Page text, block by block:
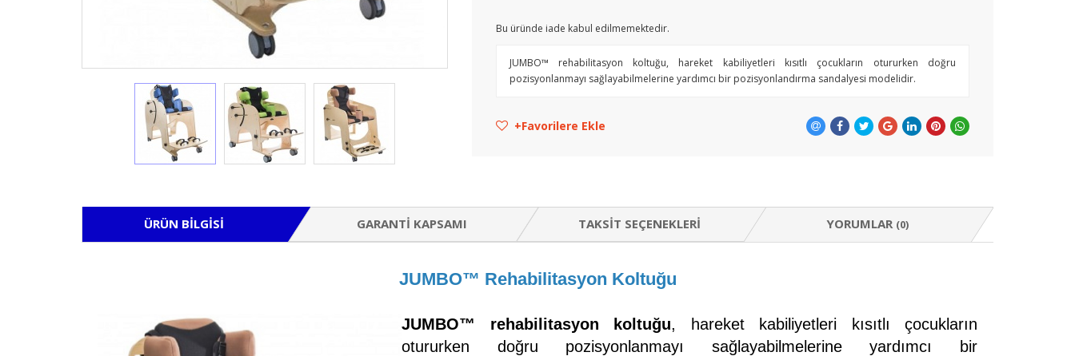
Bu üründe iade kabul edilmemektedir.
JUMBO™ rehabilitasyon koltuğu, hareket kabiliyetleri kısıtlı çocukların otururken doğru
pozisyonlanmayı sağlayabilmelerine yardımcı bir pozisyonlandırma sandalyesi modelidir.
Favorilere Ekle
ÜRÜN BILGISI GARANTI KAPSAMI TAKSIT SEÇENEKLERI YORUMLAR (0)
JUMBO™ Rehabilitasyon Koltuğu
JUMBO™ rehabilitasyon koltuğu, hareket kabiliyetleri kısıtlı çocukların
otururken doğru pozisyonlanmayı sağlayabilmelerine yardımcı bir